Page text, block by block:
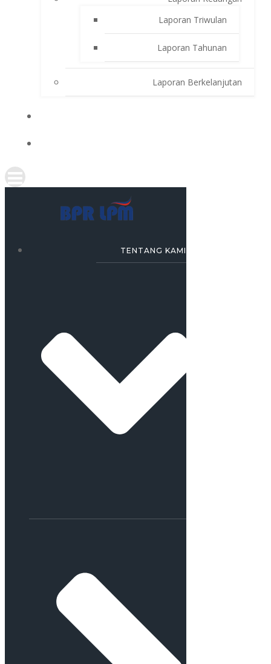
Laporan Triwulan
Laporan Tahunan
Laporan Berkelanjutan
TENTANG KAMI